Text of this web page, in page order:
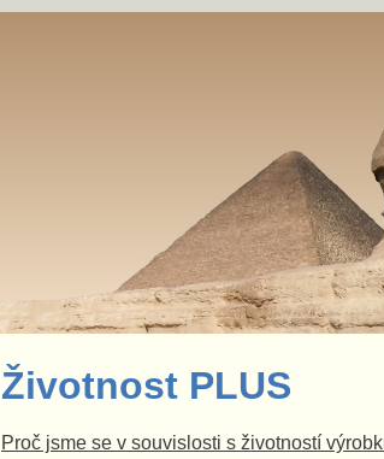
Životnost PLUS
Proč jsme se v souvislosti s životností